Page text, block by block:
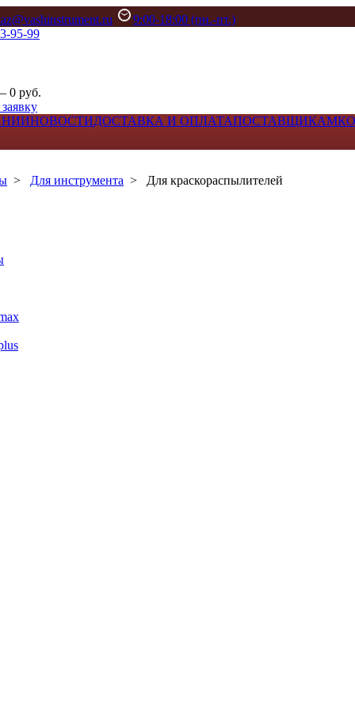
9:00-18:00 (пн.-пт.)
95-99
0 руб.
НОВОСТИДОСТАВКА И ОПЛАТАПОСТАВЩИКАМ
> Для инструмента > Для краскораспылителей